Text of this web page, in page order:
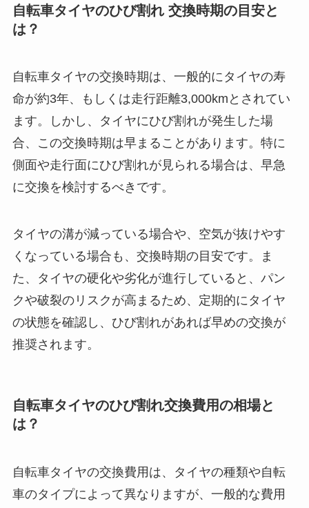
自転車タイヤのひび割れ 交換時期の目安と
は？
自転車タイヤの交換時期は、一般的にタイヤの寿
命が約3年、もしくは走行距離3,000kmとされてい
ます。しかし、タイヤにひび割れが発生した場
合、この交換時期は早まることがあります。特に
側面や走行面にひび割れが見られる場合は、早急
に交換を検討するべきです。
タイヤの溝が減っている場合や、空気が抜けやす
くなっている場合も、交換時期の目安です。ま
た、タイヤの硬化や劣化が進行していると、パン
クや破裂のリスクが高まるため、定期的にタイヤ
の状態を確認し、ひび割れがあれば早めの交換が
推奨されます。
自転車タイヤのひび割れ交換費用の相場と
は？
自転車タイヤの交換費用は、タイヤの種類や自転
車のタイプによって異なりますが、一般的な費用